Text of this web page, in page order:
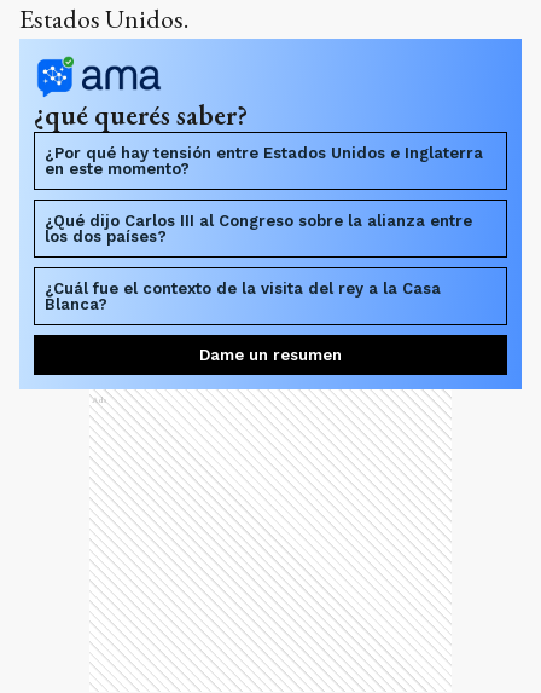
Estados Unidos.
¿qué querés saber?
¿Por qué hay tensión entre Estados Unidos e Inglaterra
en este momento?
¿Qué dijo Carlos III al Congreso sobre la alianza entre
los dos países?
¿Cuál fue el contexto de la visita del rey a la Casa
Blanca?
Dame un resumen
Ads